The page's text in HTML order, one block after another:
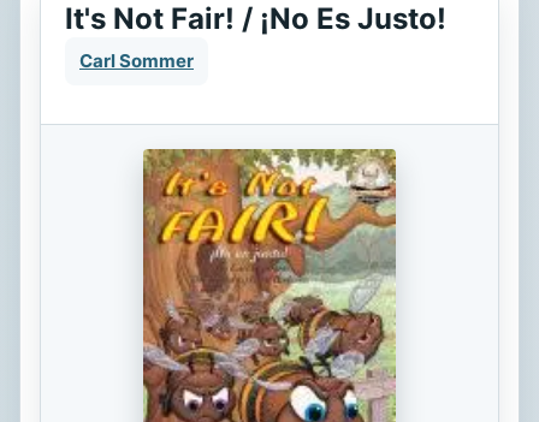
It's Not Fair! / ¡No Es Justo!
Carl Sommer